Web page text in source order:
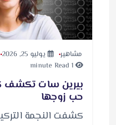
مشاهير يوليو 25, 2026
1 minute Read
بيرين سات
حب زوجها
كشفت النجمة